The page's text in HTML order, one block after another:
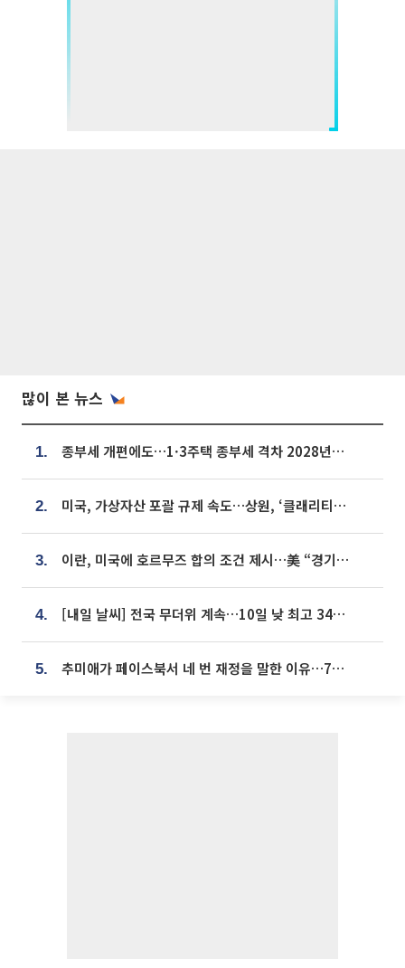
많이 본 뉴스
1. 종부세 개편에도…1·3주택 종부세 격차 2028년부터 확대
2. 미국, 가상자산 포괄 규제 속도…상원, ‘클래리티법’ 9월 절차투표 추진
3. 이란, 미국에 호르무즈 합의 조건 제시…美 “경기 아직 안 끝나” [종합]
4. [내일 날씨] 전국 무더위 계속…10일 낮 최고 34도 육박
5. 추미애가 페이스북서 네 번 재정을 말한 이유…7700억 추경 열쇠는 도의회에